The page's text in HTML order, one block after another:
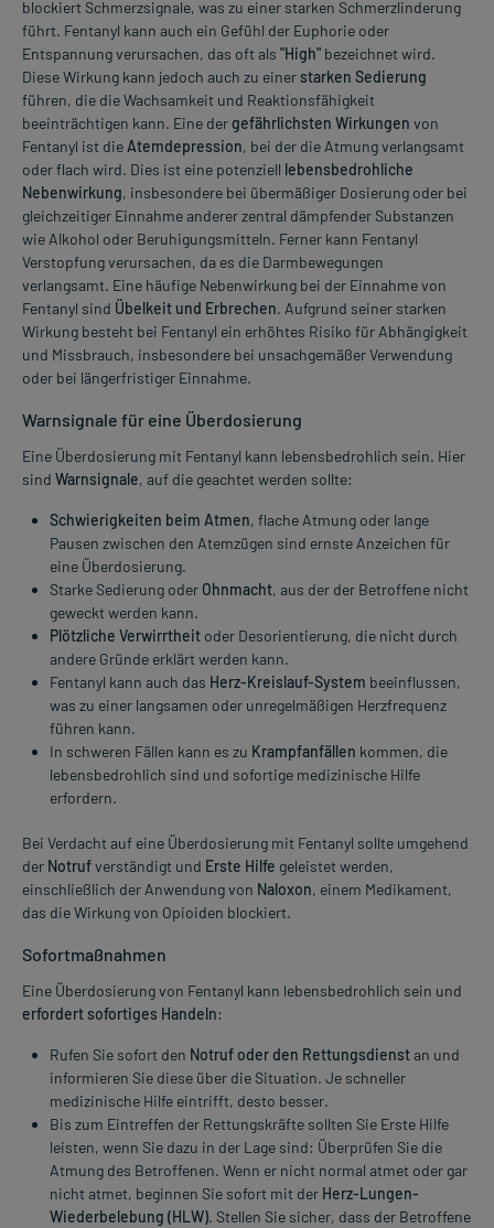
blockiert Schmerzsignale, was zu einer starken Schmerzlinderung
führt. Fentanyl kann auch ein Gefühl der Euphorie oder
Entspannung verursachen, das oft als "High" bezeichnet wird.
Diese Wirkung kann jedoch auch zu einerstarken Sedierung
führen, die die Wachsamkeit und Reaktionsfähigkeit
beeinträchtigen kann. Eine dergefährlichsten Wirkungen von
Fentanyl ist die Atemdepression, bei der die Atmung verlangsamt
oder flach wird. Dies ist eine potenziell lebensbedrohliche
Nebenwirkung, insbesondere bei übermäßiger Dosierung oder bei
gleichzeitiger Einnahme anderer zentral dämpfender Substanzen
wie Alkohol oder Beruhigungsmitteln. Ferner kann Fentanyl
Verstopfung verursachen, da es die Darmbewegungen
verlangsamt. Eine häufige Nebenwirkung bei der Einnahme von
Fentanyl sind Übelkeit und Erbrechen. Aufgrund seiner starken
Wirkung besteht bei Fentanyl ein erhöhtes Risiko für Abhängigkeit
und Missbrauch, insbesondere bei unsachgemäßer Verwendung
oder bei längerfristiger Einnahme.
Warnsignale für eine Überdosierung
Eine Überdosierung mit Fentanyl kann lebensbedrohlich sein. Hier
sind Warnsignale, auf die geachtet werden sollte:
Schwierigkeiten beim Atmen, flache Atmung oder lange
Pausen zwischen den Atemzügen sind ernste Anzeichen für
eine Überdosierung.
Starke Sedierung oder Ohnmacht, aus der der Betroffene nicht
geweckt werden kann.
Plötzliche Verwirrtheit oder Desorientierung, die nicht durch
andere Gründe erklärt werden kann.
Fentanyl kann auch das Herz-Kreislauf-System beeinflussen,
was zu einer langsamen oder unregelmäßigen Herzfrequenz
führen kann.
In schweren Fällen kann es zu Krampfanfällen kommen, die
lebensbedrohlich sind und sofortige medizinische Hilfe
erfordern.
Bei Verdacht auf eine Überdosierung mit Fentanyl sollte umgehend
der Notrufverständigt und Erste Hilfe geleistet werden,
einschließlich der Anwendung von Naloxon, einem Medikament,
das die Wirkung von Opioiden blockiert.
Sofortmaßnahmen
Eine Überdosierung von Fentanyl kann lebensbedrohlich sein und
erfordert sofortiges Handeln:
Rufen Sie sofort den Notruf oder den Rettungsdienstan und
informieren Sie diese über die Situation. Je schneller
medizinische Hilfe eintrifft, desto besser.
Bis zum Eintreffen der Rettungskräfte sollten Sie Erste Hilfe
leisten, wenn Sie dazu in der Lage sind: Überprüfen Sie die
Atmung des Betroffenen. Wenn er nicht normal atmet oder gar
nicht atmet, beginnen Sie sofort mit der Herz-Lungen-
Wiederbelebung (HLW). Stellen Sie sicher, dass der Betroffene